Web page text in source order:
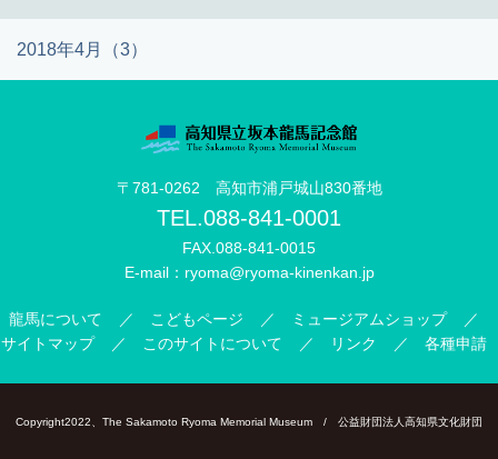
2018年4月（3）
〒781-0262 高知市浦戸城山830番地
TEL.088-841-0001
FAX.088-841-0015
E-mail： ryoma@ryoma-kinenkan.jp
龍馬について こどもページ
ミュージアムショップ
サイトマップ
このサイトについて リンク 各種申請
Copyright2022、The Sakamoto Ryoma Memorial Museum / 公益財団法人高知県文化財団